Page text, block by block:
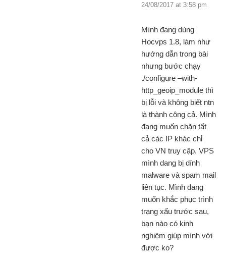
24/08/2017 at 3:58 pm
Mình đang dùng
Hocvps 1.8, làm như
hướng dẫn trong bài
nhưng bước chạy
./configure –with-
http_geoip_module thì
bị lỗi và không biết ntn
là thành công cả. Mình
đang muốn chặn tất
cả các IP khác chỉ
cho VN truy cập. VPS
mình dang bị dính
malware và spam mail
liên tục. Mình đang
muốn khắc phục trình
trạng xấu trước sau,
bạn nào có kinh
nghiệm giúp mình với
được ko?